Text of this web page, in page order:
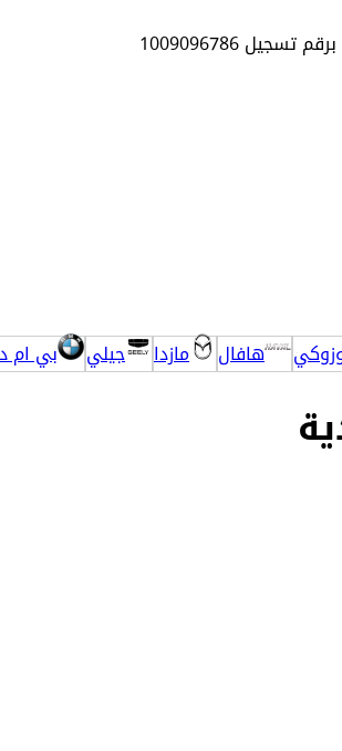
برقم تسجيل 1009096786
هافال مازدا جيلي بي ام
بشفافية تامة، ومفحوصة من مهندسين متخصصين على أكثر من 200 نقطة. وإن ما